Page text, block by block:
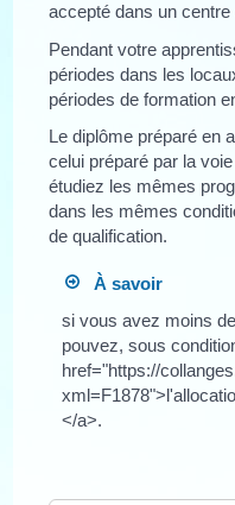
accepté dans un
Pendant votre
périodes dans les
périodes de formation
Le diplôme préparé en
celui préparé par la
étudiez les mêmes
dans les mêmes
de qualification.
À savoir
si vous avez moins
pouvez, sous
href="https://
</a>.